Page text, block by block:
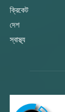
ক্রিকেট
দেশ
স্বাস্থ্য